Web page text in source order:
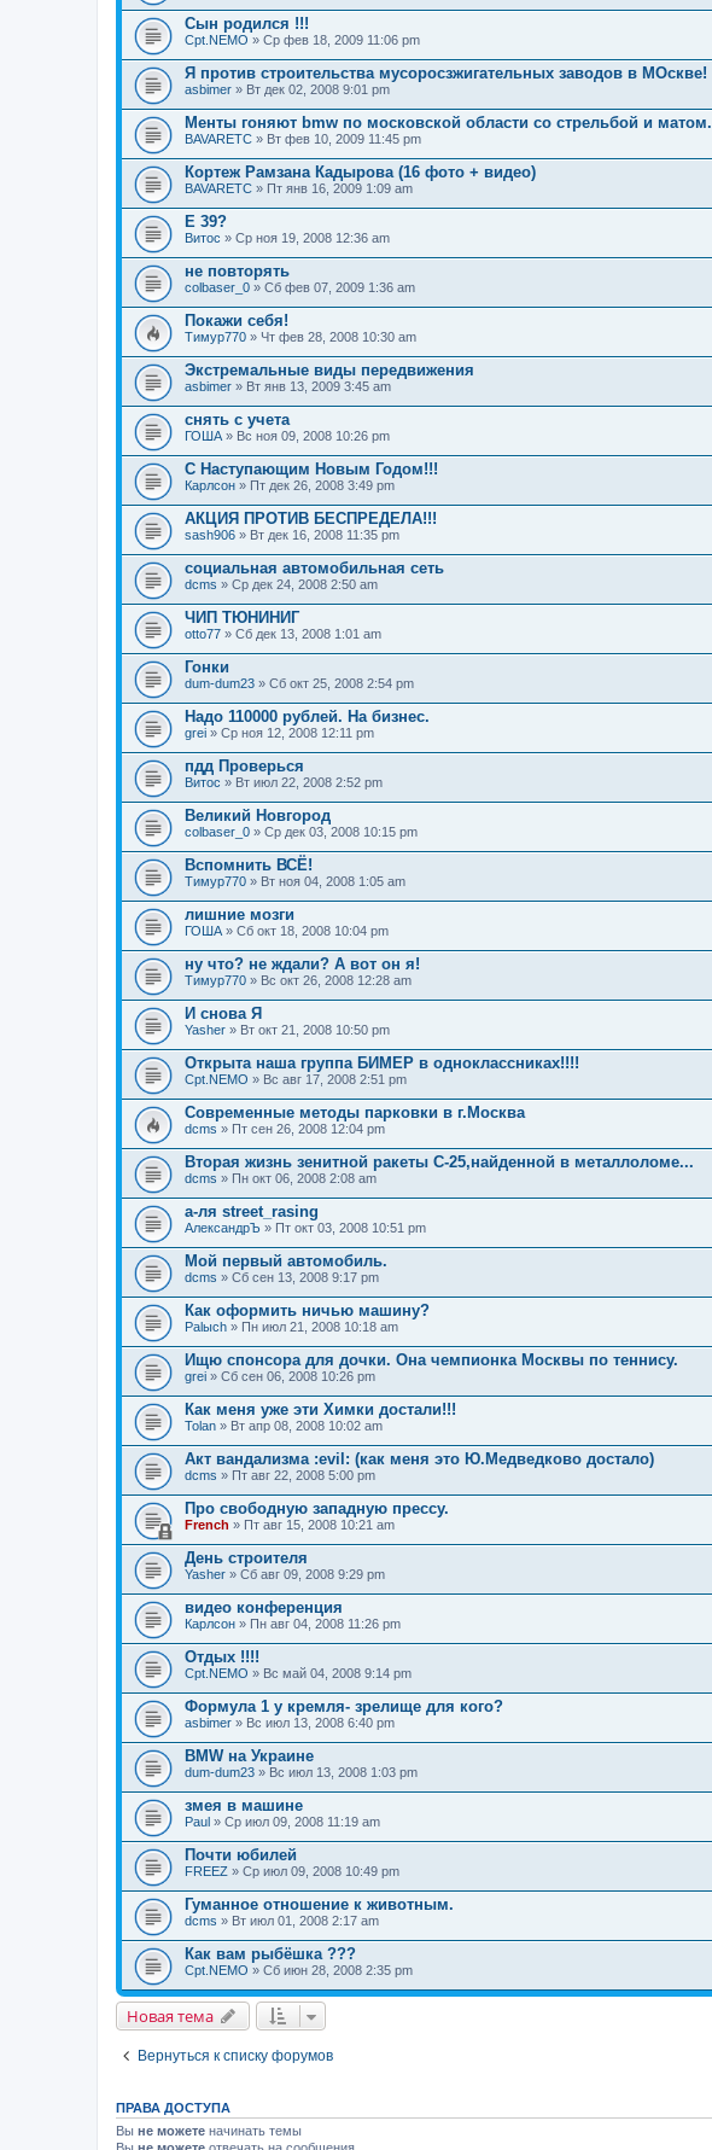
Сын родился !!!
Cpt.NEMO » Ср фев 18, 2009 11:06 pm
Я против строительства мусоросзжигательных заводов в МОскве!
asbimer » Вт дек 02, 2008 9:01 pm
Менты гоняют bmw по московской области со стрельбой и матом.
BAVARETC » Вт фев 10, 2009 11:45 pm
Кортеж Рамзана Кадырова (16 фото + видео)
BAVARETC » Пт янв 16, 2009 1:09 am
Е 39?
Витос » Ср ноя 19, 2008 12:36 am
не повторять
colbaser_0 » Сб фев 07, 2009 1:36 am
Покажи себя!
Тимур770 » Чт фев 28, 2008 10:30 am
Экстремальные виды передвижения
asbimer » Вт янв 13, 2009 3:45 am
снять с учета
ГОША » Вс ноя 09, 2008 10:26 pm
С Наступающим Новым Годом!!!
Карлсон » Пт дек 26, 2008 3:49 pm
АКЦИЯ ПРОТИВ БЕСПРЕДЕЛА!!!
sash906 » Вт дек 16, 2008 11:35 pm
социальная автомобильная сеть
dcms » Ср дек 24, 2008 2:50 am
ЧИП ТЮНИНИГ
otto77 » Сб дек 13, 2008 1:01 am
Гонки
dum-dum23 » Сб окт 25, 2008 2:54 pm
Надо 110000 рублей. На бизнес.
grei » Ср ноя 12, 2008 12:11 pm
пдд Проверься
Витос » Вт июл 22, 2008 2:52 pm
Великий Новгород
colbaser_0 » Ср дек 03, 2008 10:15 pm
Вспомнить ВСЁ!
Тимур770 » Вт ноя 04, 2008 1:05 am
лишние мозги
ГОША » Сб окт 18, 2008 10:04 pm
ну что? не ждали? А вот он я!
Тимур770 » Вс окт 26, 2008 12:28 am
И снова Я
Yasher » Вт окт 21, 2008 10:50 pm
Открыта наша группа БИМЕР в одноклассниках!!!!
Cpt.NEMO » Вс авг 17, 2008 2:51 pm
Современные методы парковки в г.Москва
dcms » Пт сен 26, 2008 12:04 pm
Вторая жизнь зенитной ракеты С-25,найденной в металлоломе...
dcms » Пн окт 06, 2008 2:08 am
а-ля street_rasing
АлександрЪ » Пт окт 03, 2008 10:51 pm
Мой первый автомобиль.
dcms » Сб сен 13, 2008 9:17 pm
Как оформить ничью машину?
Palыch » Пн июл 21, 2008 10:18 am
Ищю спонсора для дочки. Она чемпионка Москвы по теннису.
grei » Сб сен 06, 2008 10:26 pm
Как меня уже эти Химки достали!!!
Tolan » Вт апр 08, 2008 10:02 am
Акт вандализма :evil: (как меня это Ю.Медведково достало)
dcms » Пт авг 22, 2008 5:00 pm
Про свободную западную прессу.
French » Пт авг 15, 2008 10:21 am
День строителя
Yasher » Сб авг 09, 2008 9:29 pm
видео конференция
Карлсон » Пн авг 04, 2008 11:26 pm
Отдых !!!!
Cpt.NEMO » Вс май 04, 2008 9:14 pm
Формула 1 у кремля- зрелище для кого?
asbimer » Вс июл 13, 2008 6:40 pm
BMW на Украине
dum-dum23 » Вс июл 13, 2008 1:03 pm
змея в машине
Paul » Ср июл 09, 2008 11:19 am
Почти юбилей
FREEZ » Ср июл 09, 2008 10:49 pm
Гуманное отношение к животным.
dcms » Вт июл 01, 2008 2:17 am
Как вам рыбёшка ???
Cpt.NEMO » Сб июн 28, 2008 2:35 pm
Новая тема
Вернуться к списку форумов
ПРАВА ДОСТУПА
Вы не можете начинать темы